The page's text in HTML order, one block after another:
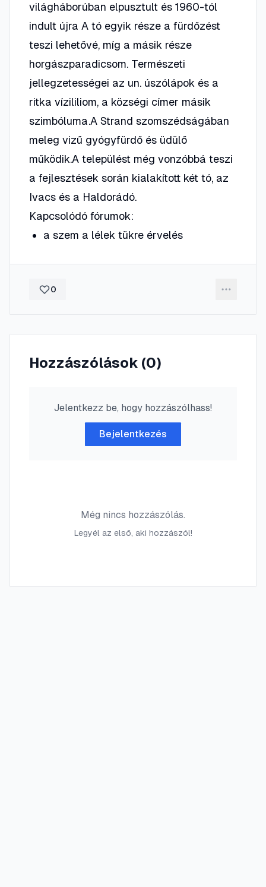
világháborúban elpusztult és 1960-tól
indult újra A tó egyik része a fürdőzést
teszi lehetővé, míg a másik része
horgászparadicsom. Természeti
jellegzetességei az un. úszólápok és a
ritka vízililiom, a községi címer másik
szimbóluma.A Strand szomszédságában
meleg vizű gyógyfürdő és üdülő
működik.A települést még vonzóbbá teszi
a fejlesztések során kialakított két tó, az
Ivacs és a Haldorádó.
Kapcsolódó fórumok:
a szem a lélek tükre érvelés
0
Hozzászólások (0)
Jelentkezz be, hogy hozzászólhass!
Bejelentkezés
Még nincs hozzászólás.
Legyél az első, aki hozzászól!